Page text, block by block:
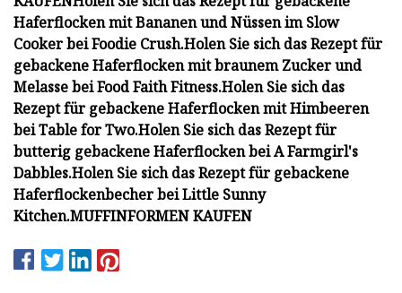
Haferflocken mit Bananen und Nüssen im Slow
Cooker bei Foodie Crush.Holen Sie sich das Rezept für
gebackene Haferflocken mit braunem Zucker und
Melasse bei Food Faith Fitness.Holen Sie sich das
Rezept für gebackene Haferflocken mit Himbeeren
bei Table for Two.Holen Sie sich das Rezept für
butterig gebackene Haferflocken bei A Farmgirl's
Dabbles.Holen Sie sich das Rezept für gebackene
Haferflockenbecher bei Little Sunny
Kitchen.MUFFINFORMEN KAUFEN